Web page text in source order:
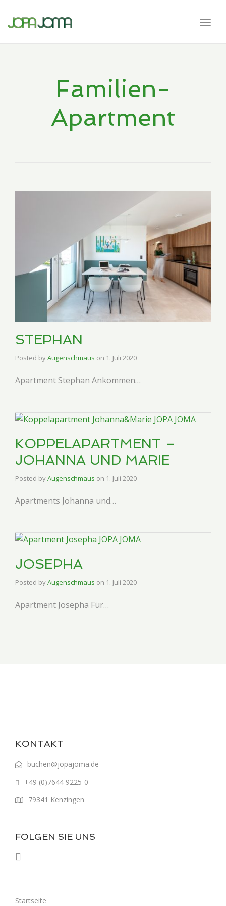
Familien-
Apartment
STEPHAN
Posted byAugenschmaus on 1. Juli 2020
Apartment Stephan Ankommen…
KOPPELAPARTMENT –
JOHANNA UND MARIE
Posted byAugenschmaus on 1. Juli 2020
Apartments Johanna und…
JOSEPHA
Posted byAugenschmaus on 1. Juli 2020
Apartment Josepha Für…
KONTAKT
buchen@jopajoma.de
+49 (0)7644 9225-0
79341 Kenzingen
FOLGEN SIE UNS
Startseite